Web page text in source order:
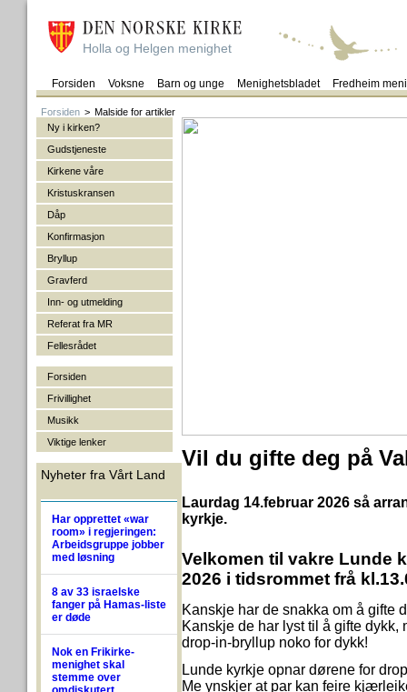
Holla og Helgen menighet
Forsiden Voksne Barn og unge Menighetsbladet Fredheim
Forsiden > Malside for artikler
Ny i kirken?
Gudstjeneste
Kirkene våre
Kristuskransen
Dåp
Konfirmasjon
Bryllup
Gravferd
Inn- og utmelding
Referat fra MR
Fellesrådet
Forsiden
Frivillighet
Musikk
Viktige lenker
Nyheter fra Vårt Land
Har opprettet «war
room» i regjeringen:
Arbeidsgruppe jobber
med løsning
8 av 33 israelske
fanger på Hamas-liste
er døde
Nok en Frikirke-
menighet skal
stemme over
Vil du gifte deg på
Laurdag 14.februar 2026 så
kyrkje.
Velkomen til vakre Lunde
2026 i tidsrommet frå
Kanskje har de snakka om å gifte
Kanskje de har lyst til å gifte
drop-in-bryllup noko for dykk!
Lunde kyrkje opnar dørene for
Me ynskjer at par kan feire